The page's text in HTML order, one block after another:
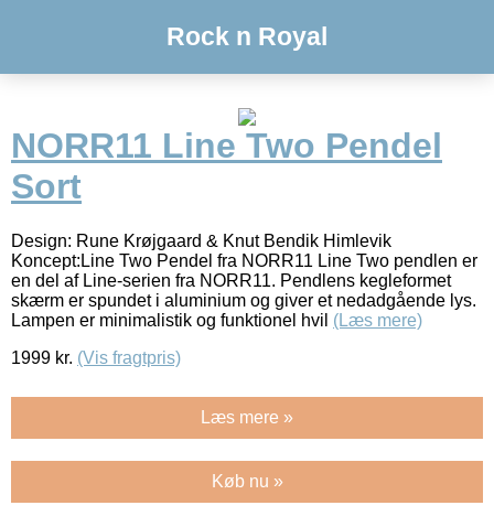
Rock n Royal
NORR11 Line Two Pendel
Sort
Design: Rune Krøjgaard & Knut Bendik Himlevik
Koncept:Line Two Pendel fra NORR11 Line Two pendlen er
en del af Line-serien fra NORR11. Pendlens kegleformet
skærm er spundet i aluminium og giver et nedadgående lys.
Lampen er minimalistik og funktionel hvil (Læs mere)
1999 kr. (Vis fragtpris)
Læs mere »
Køb nu »